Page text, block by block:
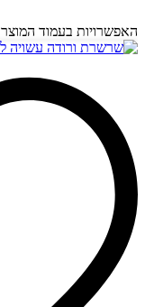
האפשרויות בעמוד המוצר